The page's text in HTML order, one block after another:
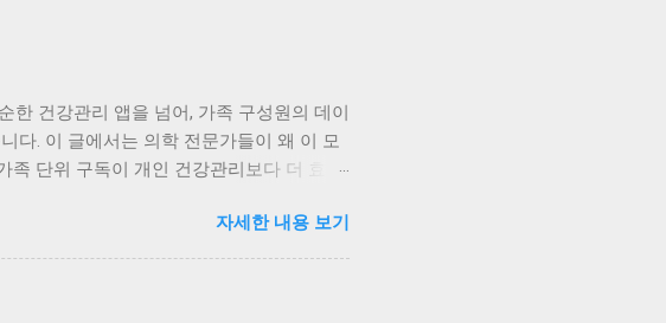
한 건강관리 앱을 넘어, 가족 구성원의 데이
다. 이 글에서는 의학 전문가들이 왜 이 모
족 단위 구독이 개인 건강관리보다 더 효과
존의 건강관리는 일회성 검진에 의존했지만,
님의 혈압 변화, 자녀의 수면 패턴, 나의 스
리포트를 함께 보며 식단을 조정하고 있
이 커지고 있습니다. 가족 단위 데이터 통
자세한 내용 보기